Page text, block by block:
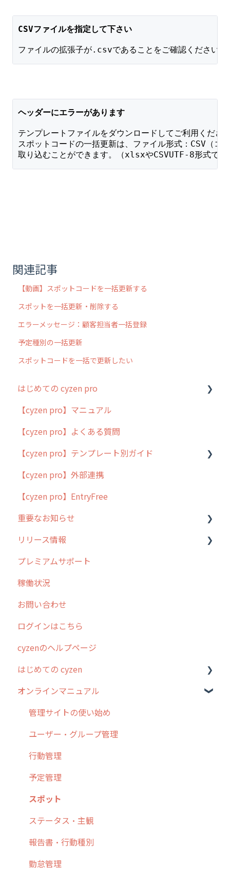
CSVファイルを指定して下さい
ファイルの拡張子が.csvであることをご確認ください。
ヘッダーにエラーがあります
テンプレートファイルをダウンロードしてご利用くださ
スポットコードの一括更新は、ファイル形式：CSV（コ
取り込むことができます。（xlsxやCSVUTF-8形式では
関連記事
【動画】スポットコードを一括更新する
スポットを一括更新・削除する
エラーメッセージ：顧客担当者一括登録
予定種別の一括更新
スポットコードを一括で更新したい
はじめての cyzen pro
cyzen pro とは？
簡易マニュアル
cyzen proの位置情報取得について
用語集
よくある質問
【cyzen pro】マニュアル
【cyzen pro】よくある質問
【cyzen pro】テンプレート別ガイド
ポスティング
ラウンダー
メンテナンス
外廻り営業
清掃
不動産
【cyzen pro】外部連携
【cyzen pro】EntryFree
重要なお知らせ
過去の重要なお知らせ
障害情報
リリース情報
リリース
2026年のリリース情報
2025年のリリース情報
2024年のリリース情報
2023年のリリース情報
過去のリリース
2019年までのリリース情報
お客様の声を実現しました
プレミアムサポート
稼働状況
お問い合わせ
ログインはこちら
cyzenのヘルプページ
はじめての cyzen
0. はじめてのcyzenの使い方
1. cyzenについて知ろう
2. 主要機能の概要
3. cyzenの位置情報取得について
4. cyzen利用前の準備：システム管理者編
5. 基本的な使い方：システム管理者編
6. 基本的な使い方：ユーザー編
7. 初心者向けよくある質問集
8. 用語集
オンラインマニュアル
管理サイトの使い始め
ユーザー・グループ管理
行動管理
予定管理
スポット
ステータス・主観
報告書・行動種別
勤怠管理